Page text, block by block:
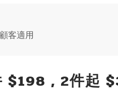
客適用
$198 , 2件起